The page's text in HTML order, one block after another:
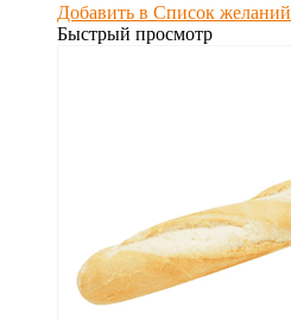
Добавить в Список желаний
Быстрый просмотр